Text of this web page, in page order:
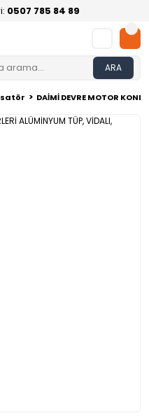
0507 785 84 89
ARA
DAİMİ DEVRE MOTOR